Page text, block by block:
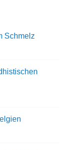
Schmelz